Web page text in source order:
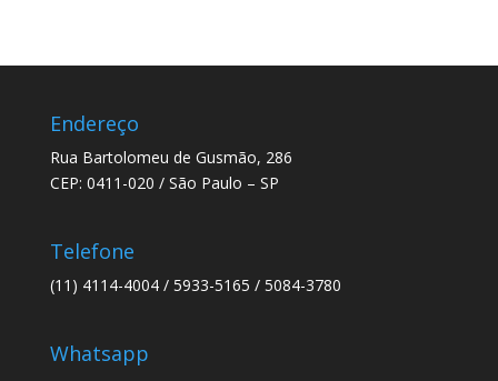
Endereço
Rua Bartolomeu de Gusmão, 286
CEP: 0411-020 / São Paulo – SP
Telefone
(11) 4114-4004 / 5933-5165 / 5084-3780
Whatsapp